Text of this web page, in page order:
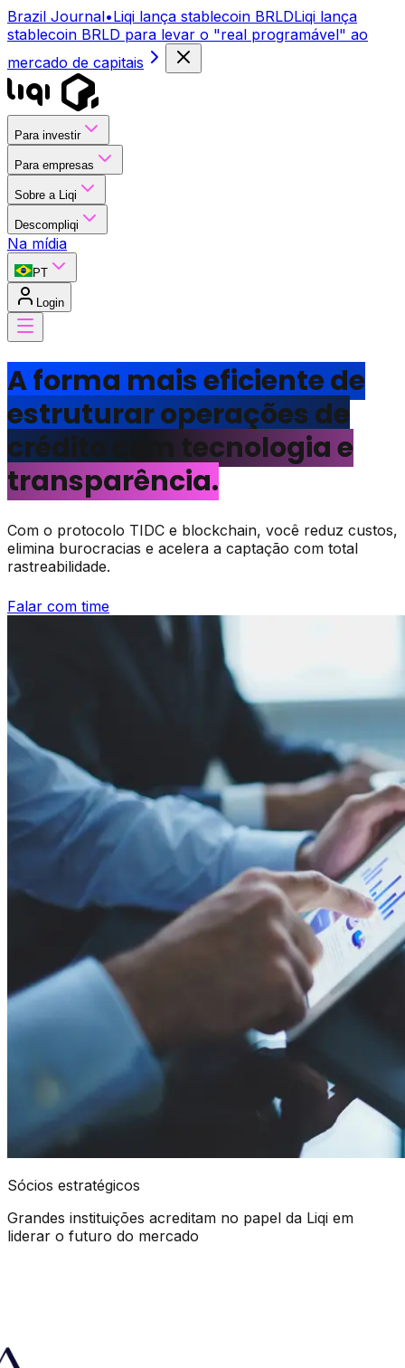
Brazil Journal•Liqi lança stablecoin BRLDLiqi lança
stablecoin BRLD para levar o "real programável" ao
mercado de capitais
Para investir
Para empresas
Sobre a Liqi
Descompliqi
Na mídia
PT
Login
A forma mais eficiente de
estruturar operações de
crédito com tecnologia e
transparência.
Com o protocolo TIDC e blockchain, você reduz custos,
elimina burocracias e acelera a captação com total
rastreabilidade.
Falar com time
Sócios estratégicos
Grandes instituições acreditam no papel da Liqi em
liderar o futuro do mercado